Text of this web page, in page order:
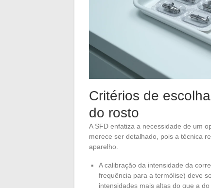
Critérios de
do rosto
A SFD enfatiza a necessidade de um
merece ser detalhado, pois a técnica
aparelho.
A calibração da intensidade da
frequência para a termólise) deve
intensidades mais altas do que a do